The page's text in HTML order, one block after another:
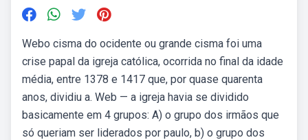
Webo cisma do ocidente ou grande cisma foi uma
crise papal da igreja católica, ocorrida no final da idade
média, entre 1378 e 1417 que, por quase quarenta
anos, dividiu a. Web — a igreja havia se dividido
basicamente em 4 grupos: A) o grupo dos irmãos que
só queriam ser liderados por paulo, b) o grupo dos